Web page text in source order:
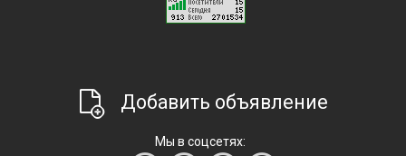
Добавить объявление
Мы в соцсетях: